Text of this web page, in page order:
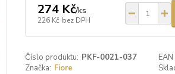
274 Kč/ks
226 Kč bez DPH
Číslo produktu: PKF-0021-037
Značka: Fiore